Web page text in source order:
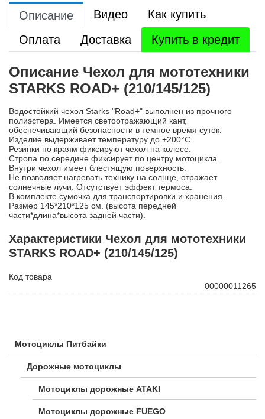
Мотоциклы Питбайки
Дорожные мотоциклы
Мотоциклы дорожные ATAKI
Мотоциклы дорожные FUEGO
Описание Видео
Как купить
Оплата
Доставка Купить в кредит
Описание Чехол для мототехники
STARKS ROAD+ (210/145/125)
Водостойкий чехол Starks "Road+" выполнен из прочного
полиэстера. Имеется светоотражающий кант,
обеспечивающий безопасности в темное время суток.
Изделие выдерживает температуру до +200°С.
Резинки по краям фиксируют чехол на колесе.
Стропа по середине фиксирует по центру мотоцикла.
Внутри чехол имеет блестящую поверхность.
Не позволяет нагревать технику на солнце, отражает
солнечные лучи. Отсутствует эффект термоса.
В комплекте сумочка для транспортировки и хранения.
Размер 145*210*125 см. (высота передней
части*длина*высота задней части).
Характеристики Чехол для мототехники
STARKS ROAD+ (210/145/125)
Код товара
00000011265